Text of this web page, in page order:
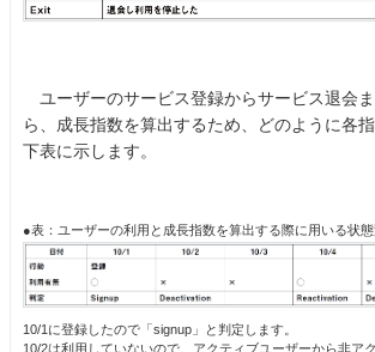
ユーザーのサービス登録からサービス退会
ら、成長指数を算出するため、どのように各
下表に示します。
●表：ユーザーの利用と成長指数を算出する際に用いる状
10/1に登録したので「signup」と判定します。
10/2は利用していないので、アクティブユーザーから非ア